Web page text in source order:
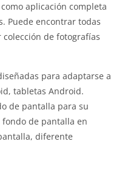
aplicación completa
Puede encontrar todas
de fotografías
para adaptarse a
tabletas Android.
de pantalla para su
de pantalla en
diferente